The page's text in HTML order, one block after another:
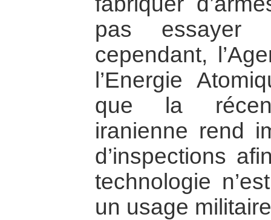
pas essayer
cependant,
l’Energie
que la
iranienne rend
d’inspections
technologie
un usage